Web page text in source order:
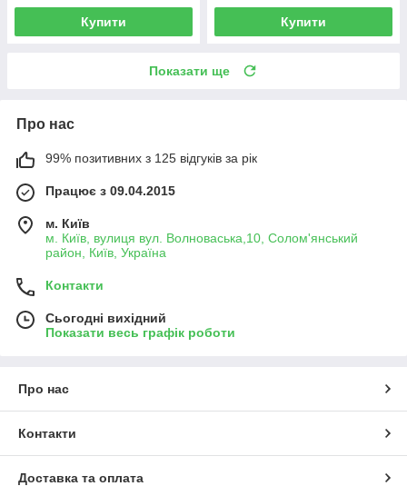
Купити Купити
Показати ще
Про нас
99% позитивних з 125 відгуків за рік
Працює з 09.04.2015
м. Київ
м. Київ, вулиця вул. Волноваська,10, Солом'янський
район, Київ, Україна
Контакти
Сьогодні вихідний
Показати весь графік роботи
Про нас
Контакти
Доставка та оплата